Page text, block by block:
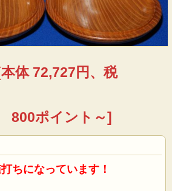
体 72,727円、税
800ポイント～]
ちになっています！